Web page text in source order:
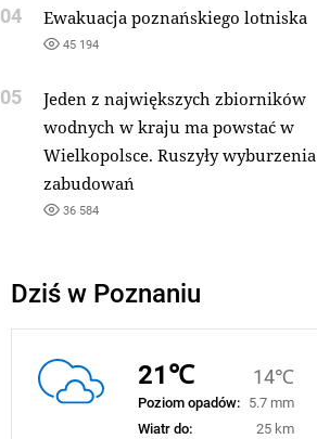
04 Ewakuacja poznańskiego lotniska
45 194
05
Jeden z największych zbiorników
wodnych w kraju ma powstać w
Wielkopolsce. Ruszyły wyburzenia
zabudowań
36 584
Dziś w Poznaniu
21℃ 14℃
Poziom opadów: 5.7 mm
Wiatr do:
25 km